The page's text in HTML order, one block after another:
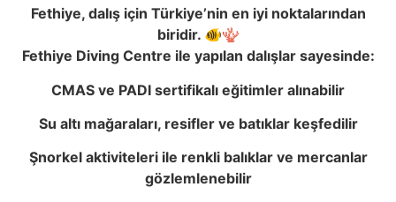
Fethiye, dalış için Türkiye’nin en iyi noktalarından
biridir. 🐠🪸
Fethiye Diving Centre ile yapılan dalışlar sayesinde:
CMAS ve PADI sertifikalı eğitimler alınabilir
Su altı mağaraları, resifler ve batıklar keşfedilir
Şnorkel aktiviteleri ile renkli balıklar ve mercanlar
gözlemlenebilir